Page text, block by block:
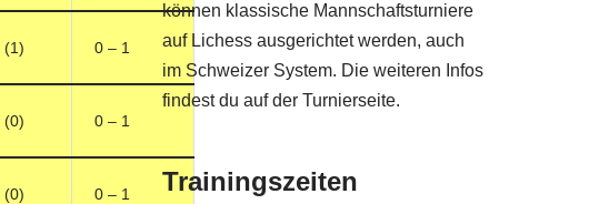
(1) 0 – 1
(0) 0 – 1
(0) 0 – 1
können klassische Mannschaftsturniere
auf Lichess ausgerichtet werden, auch
im Schweizer System. Die weiteren Infos
findest du auf der Turnierseite.
Trainingszeiten